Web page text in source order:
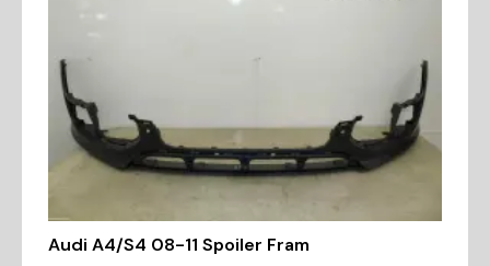
Audi A4/S4 08-11 Spoiler Fram